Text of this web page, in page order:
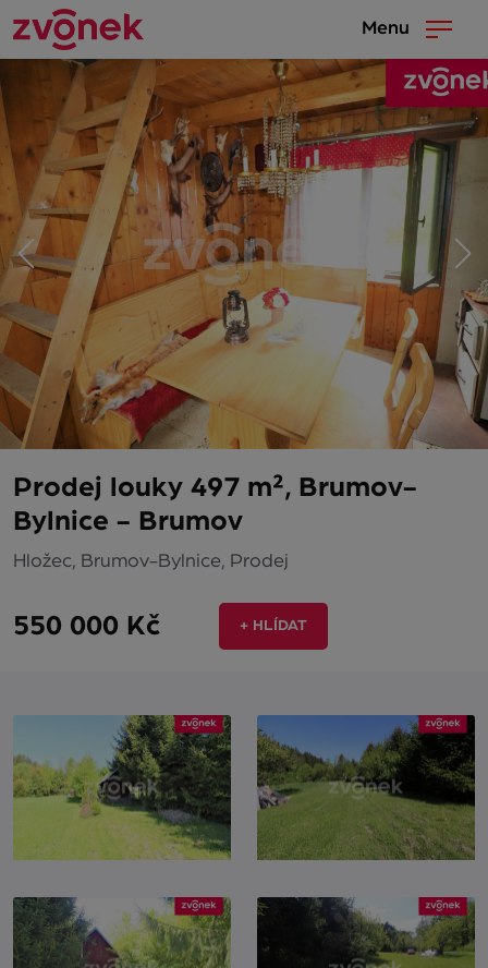
Menu
Prodej louky 497 m², Brumov-
Bylnice - Brumov
Hložec, Brumov-Bylnice, Prodej
550 000 Kč + HLÍDAT